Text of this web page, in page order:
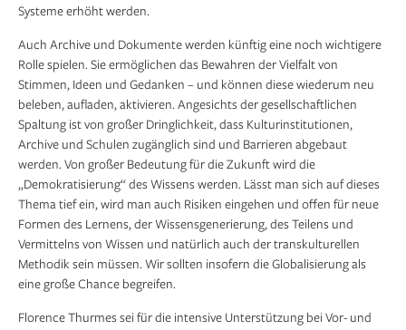
Systeme erhöht werden.
Auch Archive und Dokumente werden künftig eine noch wichtigere
Rolle spielen. Sie ermöglichen das Bewahren der Vielfalt von
Stimmen, Ideen und Gedanken – und können diese wiederum neu
beleben, aufladen, aktivieren. Angesichts der gesellschaftlichen
Spaltung ist von großer Dringlichkeit, dass Kulturinstitutionen,
Archive und Schulen zugänglich sind und Barrieren abgebaut
werden. Von großer Bedeutung für die Zukunft wird die
„Demokratisierung“ des Wissens werden. Lässt man sich auf dieses
Thema tief ein, wird man auch Risiken eingehen und offen für neue
Formen des Lernens, der Wissensgenerierung, des Teilens und
Vermittelns von Wissen und natürlich auch der transkulturellen
Methodik sein müssen. Wir sollten insofern die Globalisierung als
eine große Chance begreifen.
Florence Thurmes sei für die intensive Unterstützung bei Vor- und